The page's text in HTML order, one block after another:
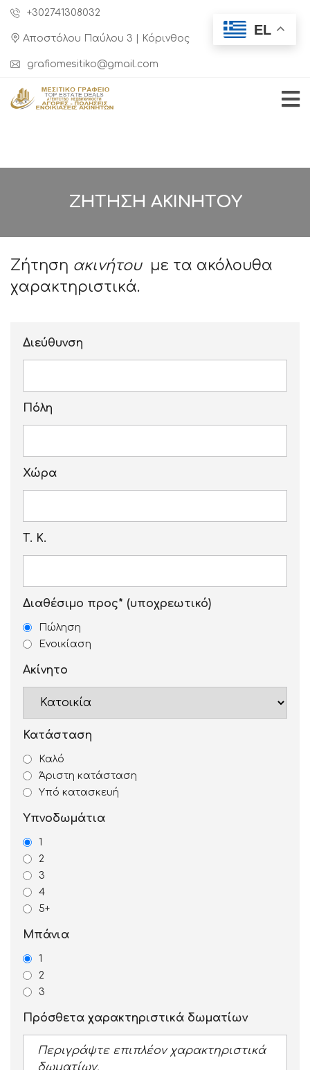
+302741308032
Αποστόλου Παύλου 3 | Κόρινθος
grafiomesitiko@gmail.com
ΖΉΤΗΣΗ ΑΚΙΝΉΤΟΥ
Ζήτηση ακινήτου με τα ακόλουθα
χαρακτηριστικά.
Διεύθυνση
Πόλη
Χώρα
Τ. Κ.
Διαθέσιμο προς* (υποχρεωτικό)
Πώληση
Ενοικίαση
Ακίνητο
Κατάσταση
Καλό
Άριστη κατάσταση
Υπό κατασκευή
Υπνοδωμάτια
1
2
3
4
5+
Μπάνια
1
2
3
Πρόσθετα χαρακτηριστικά δωματίων
EL